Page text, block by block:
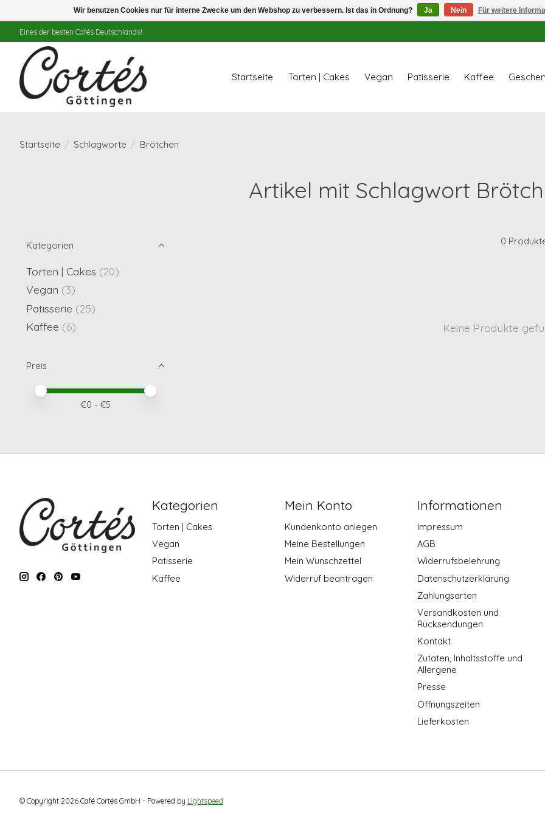
Eines der besten Cafés Deutschlands!
Startseite Torten | Cakes Vegan Patisserie Kaffee
Startseite / Schlagworte / Brötchen
Artikel mit Schlagwort
Kategorien
Torten | Cakes (20)
Vegan (3)
Patisserie (25)
Kaffee (6)
Preis
Preis – Mindestwert
Price maximum value
€0 - €5
0
Keine Produkte
Kategorien
Torten | Cakes
Vegan
Patisserie
Kaffee
Mein Konto
Kundenkonto anlegen
Meine Bestellungen
Mein Wunschzettel
Widerruf beantragen
Informationen
Impressum
AGB
Widerrufsbelehrung
Datenschutzerklärung
Zahlungsarten
Versandkosten und
Rücksendungen
Kontakt
Zutaten, Inhaltsstoffe und
Allergene
Presse
Öffnungszeiten
Lieferkosten
© Copyright 2026 Café Cortés GmbH - Powered by Lightspeed
Wir benutzen Cookies nur für interne Zwecke um den Webshop zu verbessern. Ist das in Ordnung? Ja Nein Für weitere